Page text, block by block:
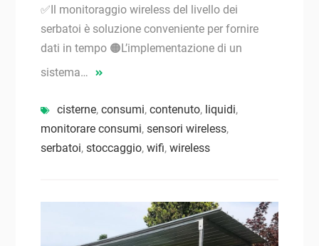
✅Il monitoraggio wireless del livello dei
serbatoi è soluzione conveniente per fornire
dati in tempo 🟠L’implementazione di un
sistema…
cisterne, consumi, contenuto, liquidi,
monitorare consumi, sensori wireless,
serbatoi, stoccaggio, wifi, wireless